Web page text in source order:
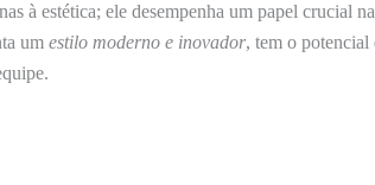
à estética; ele desempenha um papel crucial na
um estilo moderno e inovador, tem o potencial